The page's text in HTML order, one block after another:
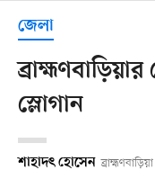
জেলা
স্লোগান
শাহাদৎ হোসেন ব্রাহ্মণবাড়িয়া